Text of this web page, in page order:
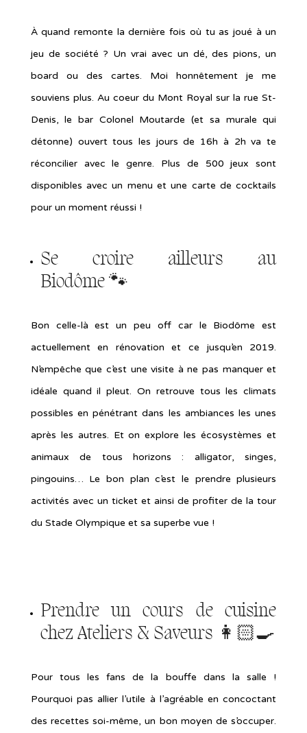
À quand remonte la dernière fois où tu as joué à un
jeu de société ? Un vrai avec un dé, des pions, un
board ou des cartes. Moi honnêtement je me
souviens plus. Au coeur du Mont Royal sur la rue St-
Denis, le bar Colonel Moutarde (et sa murale qui
détonne) ouvert tous les jours de 16h à 2h va te
réconcilier avec le genre. Plus de 500 jeux sont
disponibles avec un menu et une carte de cocktails
pour un moment réussi !
Se croire ailleurs au
Biodôme🐾
Bon celle-là est un peu off car le Biodôme est
actuellement en rénovation et ce jusqu’en 2019.
N’empêche que c’est une visite à ne pas manquer et
idéale quand il pleut. On retrouve tous les climats
possibles en pénétrant dans les ambiances les unes
après les autres. Et on explore les écosystèmes et
animaux de tous horizons : alligator, singes,
pingouins… Le bon plan c’est le prendre plusieurs
activités avec un ticket et ainsi de profiter de la tour
du Stade Olympique et sa superbe vue !
Prendre un cours de cuisine
chez Ateliers & Saveurs 👩🏻‍🍳
Pour tous les fans de la bouffe dans la salle !
Pourquoi pas allier l’utile à l’agréable en concoctant
des recettes soi-même, un bon moyen de s’occuper.